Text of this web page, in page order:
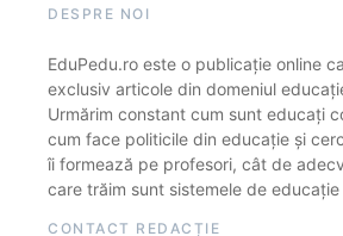
DESPRE NOI
EduPedu.ro este o publicație online
exclusiv articole din domeniul
Urmărim constant cum sunt educați
cum face politicile din educație și
îi formează pe profesori, cât de
care trăim sunt sistemele de
CONTACT REDACȚIE